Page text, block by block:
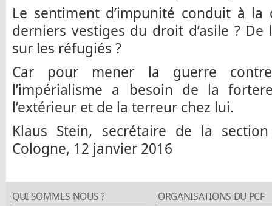
Le sentiment d’impunité conduit à
derniers vestiges du droit d’asile ?
sur les réfugiés ?
Car pour mener la guerre
l’impérialisme a besoin de la
l’extérieur et de la terreur chez lui.
Klaus Stein, secrétaire de la
Cologne, 12 janvier 2016
QUI SOMMES NOUS ? ORGANISATIONS DU PCF